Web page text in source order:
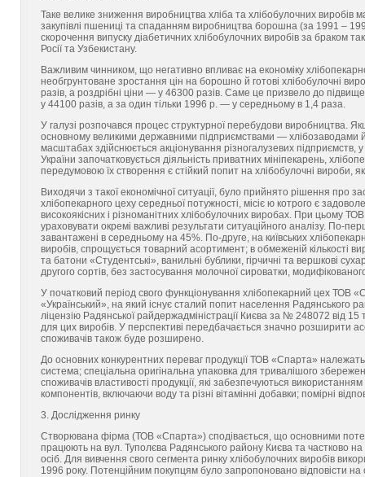
Таке велике зниження виробництва хліба та хлібобулочних
закупівлі пшениці та спаданням виробництва борошна (за 1991 –
скорочення випуску діабетичних хлібобулочних виробів за браком
Росії та Узбекистану.
Важливим чинником, що негативно впливає на економіку
необгрунтоване зростання цін на борошно й готові хлібобулочні
разів, а роздрібні ціни — у 46300 разів. Саме це призвело до
у 44100 разів, а за один тільки 1996 р. — у середньому в 1,4 раза.
У галузі розпочався процес структурної перебудови виробництва.
основному великими державними підприємствами — хлібозаводами
масштабах здійснюється акціонування різногалузевих підприємств,
України започатковується діяльність приватних мініпекарень,
передумовою їх створення є стійкий попит на хлібобулочні вироби,
Виходячи з такої економічної ситуації, було прийнято рішення про
хлібопекарного цеху середньої потужності, місіє ю котрого є
високоякісних і різноманітних хлібобулочних виробах. При цьому
ураховувати окремі важливі результати ситуаційного аналізу. По-
завантажені в середньому на 45%. По-друге, на київських
виробів, спрощується товарний асортимент; в обмеженій кількості
та батони «Студентські», ванильні бублики, гірчичні та вершкові
другого сортів, без застосування молочної сироватки,
У початковий період свого функціонування хлібопекарний цех ТОВ
«Український», на який існує сталий попит населення Радянського
ліцензію Радянської райдержадміністрації Києва за № 248072 від
для цих виробів. У перспективі передбачається значно розширити
споживачів також буде розширено.
До основних конкурентних переваг продукції ТОВ «Спарта»
система; спеціальна оригінальна упаковка для тривалішого
споживачів властивості продукції, які забезпечуються
компонентів, включаючи воду та різні вітамінні добавки; помірні
3. Дослідження ринку
Створювана фірма (ТОВ «Спарта») сподівається, що основними
працюють на вул. Туполєва Радянського району Києва та частково на
осіб. Для вивчення свого сегмента ринку хлібобулочних виробів
1996 року. Потенційним покупцям було запропоновано відповісти на